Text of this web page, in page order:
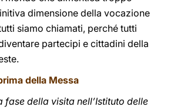
dimensione della vocazione
siamo chiamati, perché tutti
partecipi e cittadini della
della Messa
fase della visita nell’Istituto delle